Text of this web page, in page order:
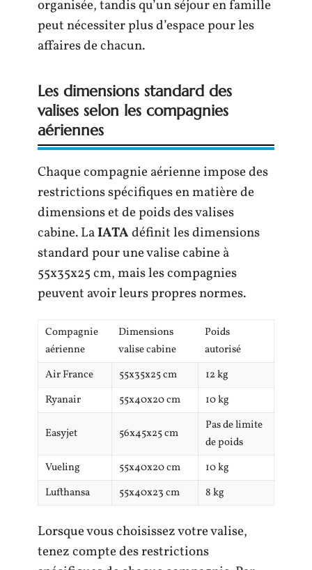
organisée, tandis qu’un séjour en famille
peut nécessiter plus d’espace pour les
affaires de chacun.
Les dimensions standard des
valises selon les compagnies
aériennes
Chaque compagnie aérienne impose des
restrictions spécifiques en matière de
dimensions et de poids des valises
cabine. LaIATAdéfinit les dimensions
standard pour une valise cabine à
55x35x25 cm, mais les compagnies
peuvent avoir leurs propres normes.
Compagnie
aérienne
Dimensions
valise cabine
Poids
autorisé
Air France
55x35x25 cm
12 kg
Ryanair
55x40x20 cm 10 kg
Easyjet 56x45x25 cm
Pas de limite
de poids
Vueling
55x40x20 cm
10 kg
Lufthansa
55x40x23 cm 8 kg
Lorsque vous choisissez votre valise,
tenez compte des restrictions